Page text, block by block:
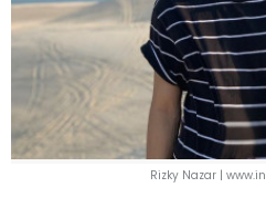
Rizky Nazar |